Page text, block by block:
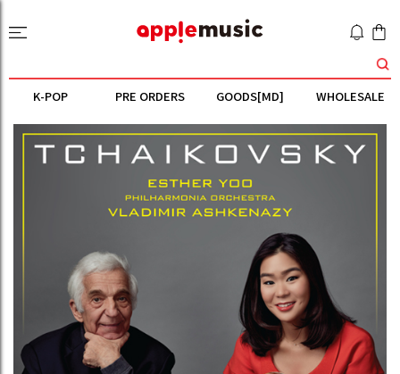
K-POP PRE ORDERS GOODS[MD] WHOLESALE